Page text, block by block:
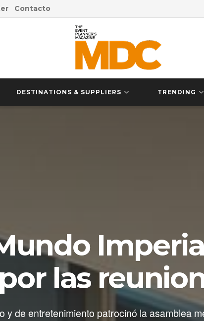
Contacto
DESTINATIONS & SUPPLIERS TRENDING
por las
y de entretenimiento patrocinó la asamblea